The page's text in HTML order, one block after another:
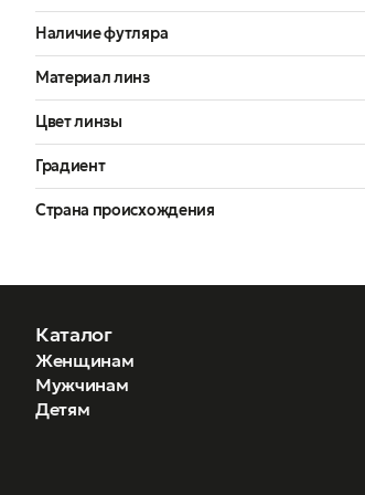
Наличие футляра
Материал линз
Цвет линзы
Градиент
Страна происхождения
Каталог
Женщинам
Мужчинам
Детям